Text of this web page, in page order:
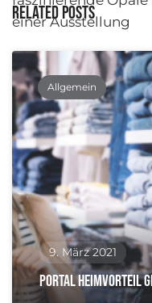
einer Ausstellung
Related Posts
Allgemein
9. März 2021
Portal Heimvorteil